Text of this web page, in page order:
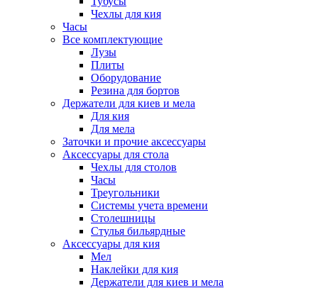
Чехлы для кия
Часы
Все комплектующие
Лузы
Плиты
Оборудование
Резина для бортов
Держатели для киев и мела
Для кия
Для мела
Заточки и прочие аксессуары
Аксессуары для стола
Чехлы для столов
Часы
Треугольники
Системы учета времени
Столешницы
Стулья бильярдные
Аксессуары для кия
Мел
Наклейки для кия
Держатели для киев и мела